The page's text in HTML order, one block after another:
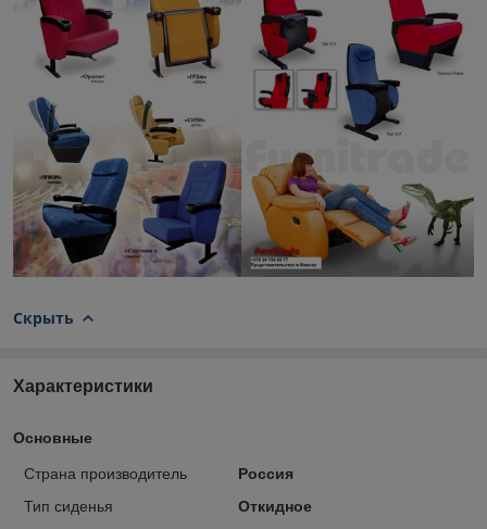
Скрыть
Характеристики
Основные
Страна производитель
Россия
Тип сиденья
Откидное